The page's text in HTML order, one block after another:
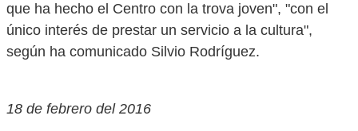
que ha hecho el Centro con la trova joven", "con el
único interés de prestar un servicio a la cultura",
según ha comunicado Silvio Rodríguez.
18 de febrero del 2016